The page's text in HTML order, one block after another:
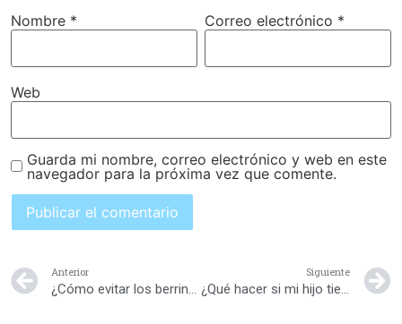
Nombre * Correo electrónico *
Web
Guarda mi nombre, correo electrónico y web en este
navegador para la próxima vez que comente.
Anterior
¿Cómo evitar los berrinches de mi hijo cuando pierde?
Siguiente
¿Qué hacer si mi hijo tiene una rabieta en un lugar público?